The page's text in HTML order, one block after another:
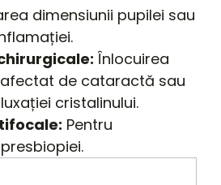
dimensiunii pupilei sau
Înlocuirea
de cataractă sau
cristalinului.
Pentru